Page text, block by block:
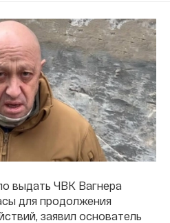
выдать ЧВК Вагнера
для продолжения
заявил основатель